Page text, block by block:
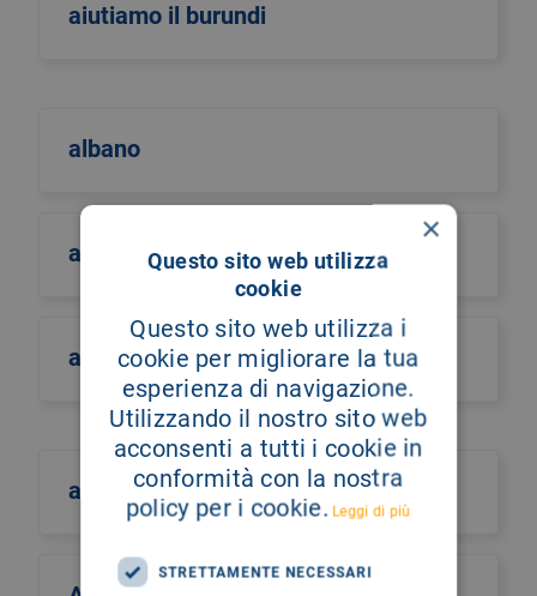
aiutiamo il burundi
albano
albero della vita
alberto castiglione
alberto culotta
×
Questo sito web utilizza
cookie
Questo sito web utilizza i
cookie per migliorare la tua
esperienza di navigazione.
Utilizzando il nostro sito web
acconsenti a tutti i cookie in
conformità con la nostra
policy per i cookie. Leggi di più
STRETTAMENTE NECESSARI